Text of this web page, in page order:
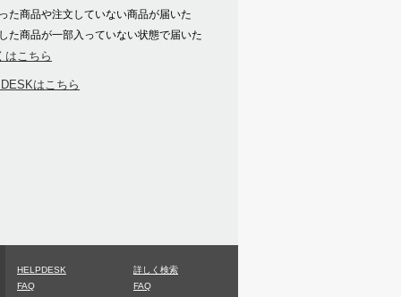
た商品や注文していない商品が届いた
た商品が一部入っていない状態で届いた
こちら
はこちら
HELPDESK
FAQ
詳しく検索
FAQ